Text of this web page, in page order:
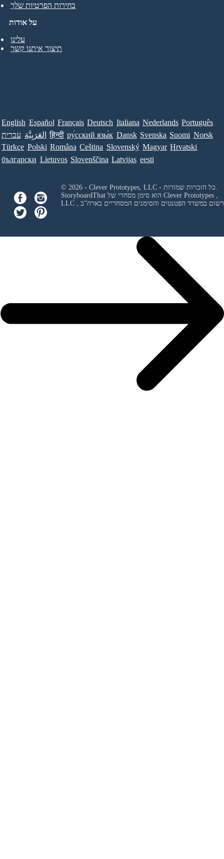
על אודות
עלינו
תיצור איתנו קשר
בחירות הפרטיות שלך
English Español Français Deutsch Italiana Nederlands Português
עברית العَرَبِيَّة हिन्दी ру́сский язы́к Dansk Svenska Suomi Norsk
Türkçe Polski Româna Ceština Slovenský Magyar Hrvatski
български Lietuvos Slovenščina Latvijas eesti
Clever Prototypes ,
LLC
ורשום במשרד הפטנטים והסימנים המסחריים בארה"ב